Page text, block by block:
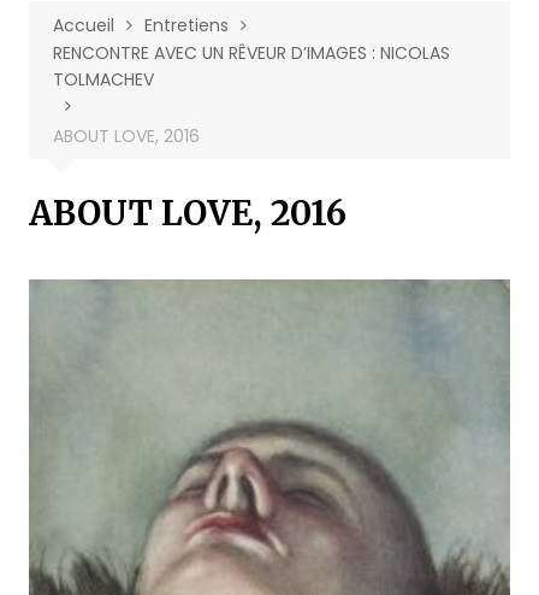
Accueil
Entretiens
RENCONTRE AVEC UN RÊVEUR D’IMAGES : NICOLAS
TOLMACHEV
ABOUT LOVE, 2016
ABOUT LOVE, 2016